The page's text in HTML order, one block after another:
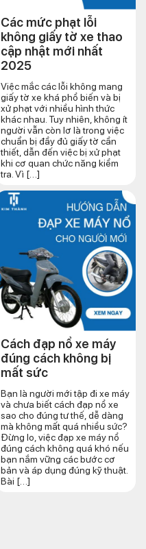
Các mức phạt lỗi
không giấy tờ xe thao
cập nhật mới nhất
2025
Việc mắc các lỗi không mang
giấy tờ xe khá phổ biến và bị
xử phạt với nhiều hình thức
khác nhau. Tuy nhiên, không ít
người vẫn còn lơ là trong việc
chuẩn bị đầy đủ giấy tờ cần
thiết, dẫn đến việc bị xử phạt
khi cơ quan chức năng kiểm
tra. Vì […]
Cách đạp nổ xe máy
đúng cách​ không bị
mất sức
Bạn là người mới tập đi xe máy
và chưa biết cách đạp nổ xe
sao cho đúng tư thế, dễ dàng
mà không mất quá nhiều sức?
Đừng lo, việc đạp xe máy nổ
đúng cách không quá khó nếu
bạn nắm vững các bước cơ
bản và áp dụng đúng kỹ thuật.
Bài […]